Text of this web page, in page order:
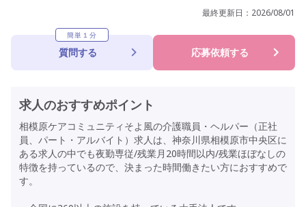
最終更新日： 2026/08/01
簡単１分
質問する 応募依頼する
求人のおすすめポイント
相模原ケアコミュニティそよ風の介護職員・ヘルパー（正社
員、パート・アルバイト）求人は、神奈川県相模原市中央区に
ある求人の中でも夜勤専従/残業月20時間以内/残業ほぼなしの
特徴を持っているので、決まった時間働きたい方におすすめで
す。